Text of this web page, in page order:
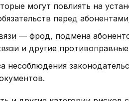
могут повлиять на
перед
— фрод, подмена
и другие
несоблюдения